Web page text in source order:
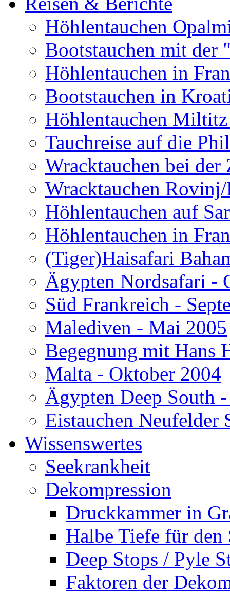
Höhlentauchen
Bootstauchen mit
Höhlentauchen in
Bootstauchen in
Höhlentauchen
Tauchreise auf die
Wracktauchen bei der
Wracktauchen
Höhlentauchen auf
Höhlentauchen in
(Tiger)Haisafari
Ägypten Nordsafari -
Süd Frankreich -
Malediven - Mai 2005
Begegnung mit Hans
Malta - Oktober 2004
Ägypten Deep South
Eistauchen Neufelder
Wissenswertes
Seekrankheit
Dekompression
Druckkammer in
Halbe Tiefe für den
Deep Stops / Pyle
Faktoren der